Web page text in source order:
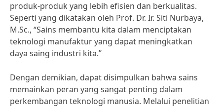
produk-produk yang lebih efisien dan berkualitas.
Seperti yang dikatakan oleh Prof. Dr. Ir. Siti Nurbaya,
M.Sc., “Sains membantu kita dalam menciptakan
teknologi manufaktur yang dapat meningkatkan
daya saing industri kita.”
Dengan demikian, dapat disimpulkan bahwa sains
memainkan peran yang sangat penting dalam
perkembangan teknologi manusia. Melalui penelitian